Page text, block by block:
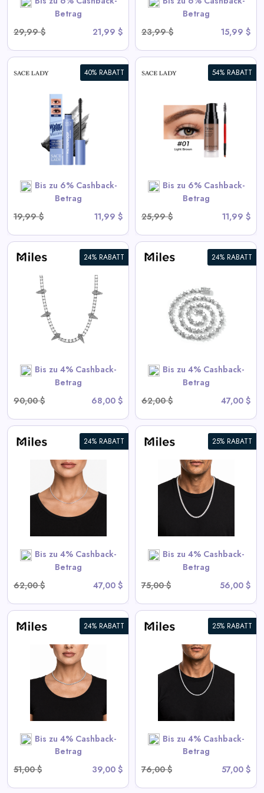
Betrag
29,99 $
21,99 $
Betrag
23,99 $
15,99 $
40% RABATT
Bis zu 6% Cashback-
Betrag
19,99 $
11,99 $
54% RABATT
Bis zu 6% Cashback-
Betrag
25,99 $
11,99 $
3D Augenbrauengel |
Wasserdicht, Schnell
Trocknend, Hochpigmentiert
View All Sace Lady Deals
SHOP NOW
24% RABATT
Bis zu 4% Cashback-
Betrag
90,00 $
68,00 $
24% RABATT
Bis zu 4% Cashback-
Betrag
62,00 $
47,00 $
6mm Iced Out Star Tennis
Kette
View All Miles Deals
SHOP NOW
24% RABATT
Bis zu 4% Cashback-
Betrag
62,00 $
47,00 $
25% RABATT
Bis zu 4% Cashback-
Betrag
75,00 $
56,00 $
6mm Iced CZ Tennis Chain
Halskette
View All Miles Deals
SHOP NOW
24% RABATT
Bis zu 4% Cashback-
Betrag
51,00 $
39,00 $
25% RABATT
Bis zu 4% Cashback-
Betrag
76,00 $
57,00 $
5mm Eiskalter CZ Tennis Kette
View All Miles Deals